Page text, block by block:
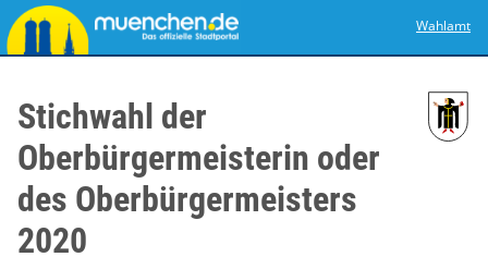
Wahlamt
Stichwahl der
Oberbürgermeisterin oder
des Oberbürgermeisters
2020